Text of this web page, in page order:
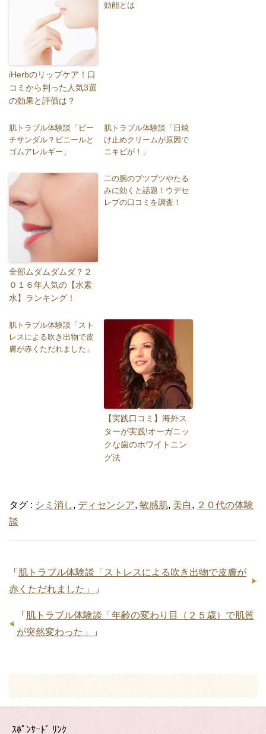
iHerbのリップケア！口
コミから判った人気3選
の効果と評価は？
効能とは
肌トラブル体験談「ビー
チサンダル？ビニールと
ゴムアレルギー」
肌トラブル体験談「日焼
け止めクリームが原因で
ニキビが！」
全部ムダムダムダ？２
０１６年人気の【水素
水】ランキング！
二の腕のブツブツやたる
みに効くと話題！ウデセ
レブの口コミを調査！
肌トラブル体験談「スト
レスによる吹き出物で皮
膚が赤くただれました」
【実践口コミ】海外ス
ターが実践!オーガニッ
クな歯のホワイトニン
グ法
タグ : シミ消し, ディセンシア, 敏感肌, 美白, ２０代の体験
談
「 肌トラブル体験談「ストレスによる吹き出物で皮膚が
赤くただれました」
」
「 肌トラブル体験談「年齢の変わり目（２５歳）で肌質
が突然変わった」
」
ｽﾎﾟﾝｻｰﾄﾞ ﾘﾝｸ